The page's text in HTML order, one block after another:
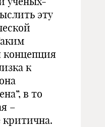
эту
концепция
к
в то
–
критична.